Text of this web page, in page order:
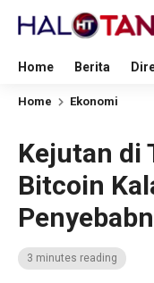
Home Berita
Home Ekonomi
Kejutan di
Bitcoin
3 minutes reading